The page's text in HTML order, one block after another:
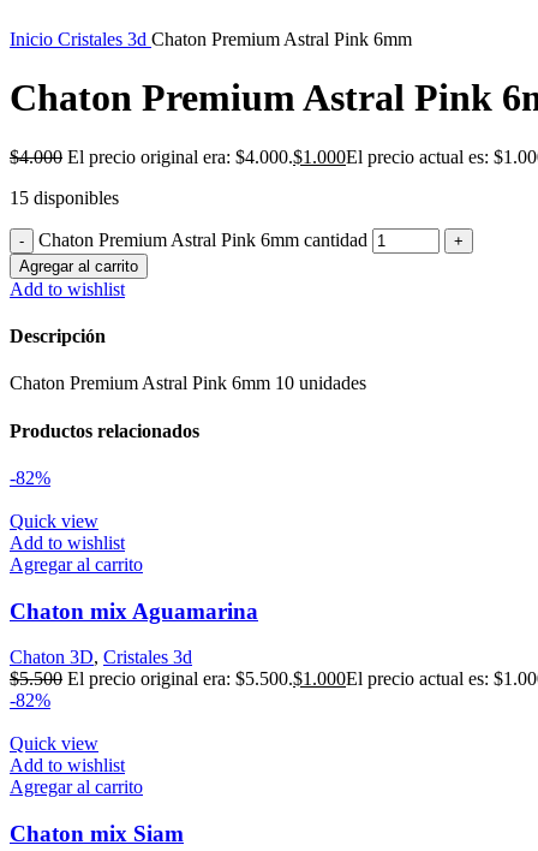
Inicio Cristales 3d Chaton Premium Astral Pink 6mm
Chaton Premium Astral Pink
$4.000 El precio original era: $4.000.$1.000El precio actual es:
15 disponibles
Chaton Premium Astral Pink 6mm cantidad
Agregar al carrito
Add to wishlist
Descripción
Chaton Premium Astral Pink 6mm 10 unidades
Productos relacionados
-82%
Quick view
Add to wishlist
Agregar al carrito
Chaton mix Aguamarina
Chaton 3D, Cristales 3d
$5.500 El precio original era: $5.500.$1.000El precio actual es:
-82%
Quick view
Add to wishlist
Agregar al carrito
Chaton mix Siam